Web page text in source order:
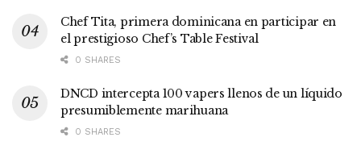
Chef Tita, primera dominicana en participar en
el prestigioso Chef’s Table Festival
0 SHARES
DNCD intercepta 100 vapers llenos de un líquido
presumiblemente marihuana
0 SHARES